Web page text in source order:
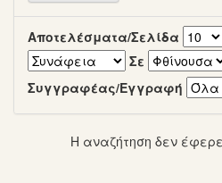
Αποτελέσματα/Σελίδα
Σε
Συγγραφέας/Εγγραφή
Η αναζήτηση δεν